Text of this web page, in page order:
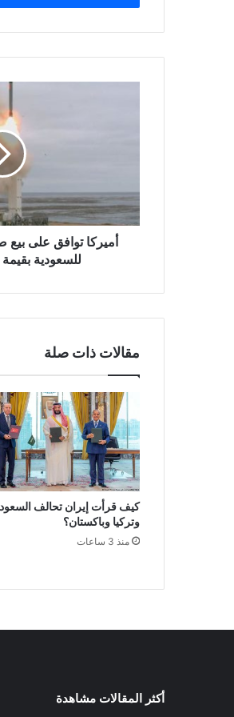
المدى
للسعودية
بقيمة
أميركا توافق على
للسعودية بقيمة 3.5 مليار دولار
مقالات ذات صلة
كيف قرأت إيران تحالف
وتركيا وباكستان؟
منذ 3 ساعات
أكثر المقالات مشاهدة